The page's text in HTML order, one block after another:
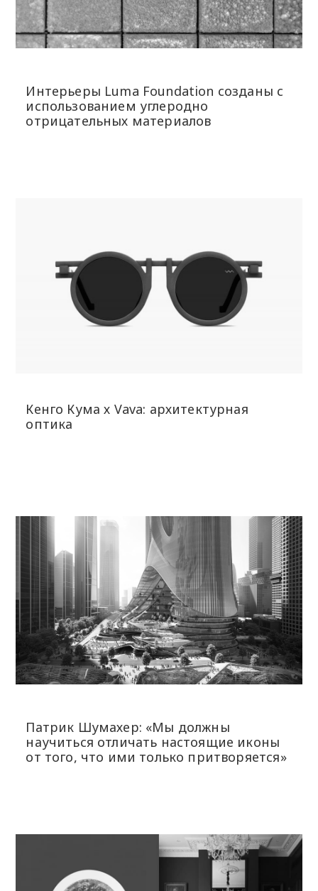
Интерьеры Luma Foundation созданы с
использованием углеродно
отрицательных материалов
Кенго Кума х Vava: архитектурная
оптика
Патрик Шумахер: «Мы должны
научиться отличать настоящие иконы
от того, что ими только притворяется»